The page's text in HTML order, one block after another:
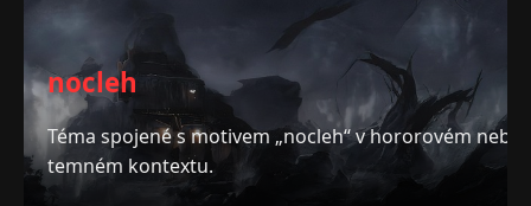
nocleh
Téma spojené s motivem „nocleh“ v hororovém nebo
temném kontextu.